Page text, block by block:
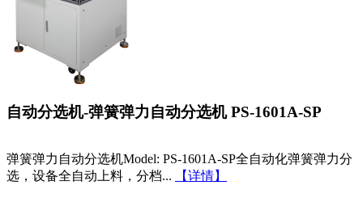
自动分选机-弹簧弹力自动分选机 PS-1601A-SP
弹簧弹力自动分选机Model: PS-1601A-SP全自动化弹簧弹力分
选，设备全自动上料，分档...
【详情】